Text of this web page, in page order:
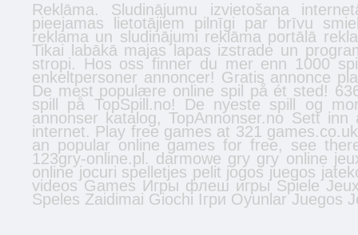
Reklāma. Sludinājumu izvietošana
pieejamas lietotājiem pilnīgi par brīvu
reklama un sludinājumi reklāma portālā
Tikai labākā majas lapas izstrade un
stropi. Hos oss finner du mer enn 1000
enkeltpersoner annoncer! Gratis annonce
De mest populære online spil på ét sted!
spill på TopSpill.no! De nyeste spill og
annonser katalog, TopAnnonser.no Sett
internet. Play free games at 321
an popular online games for free, see
123gry-online.pl. darmowe gry gry online
online jocuri spelletjes pelit jogos juegos
videos Games Игры флеш игры Spiele
Speles Zaidimai Giochi Ігри Oyunlar Juegos